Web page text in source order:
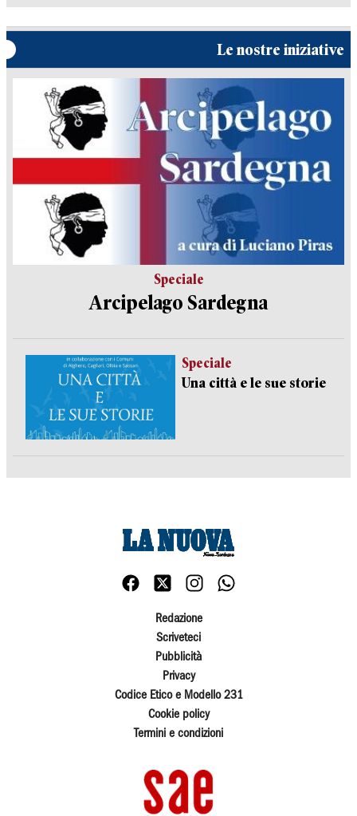
Le nostre iniziative
Speciale
Arcipelago Sardegna
Speciale
Una città e le sue storie
Redazione
Scriveteci
Pubblicità
Privacy
Codice Etico e Modello 231
Cookie policy
Termini e condizioni